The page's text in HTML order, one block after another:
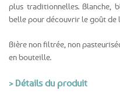
plus traditionnelles. Blanche,
belle pour découvrir le goût de
Bière non filtrée, non
en bouteille.
> Détails du produit